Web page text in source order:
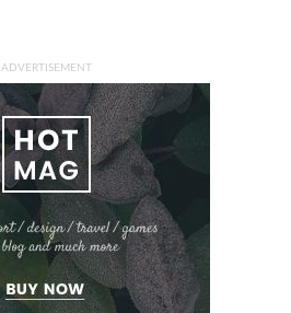
ADVERTISEMENT